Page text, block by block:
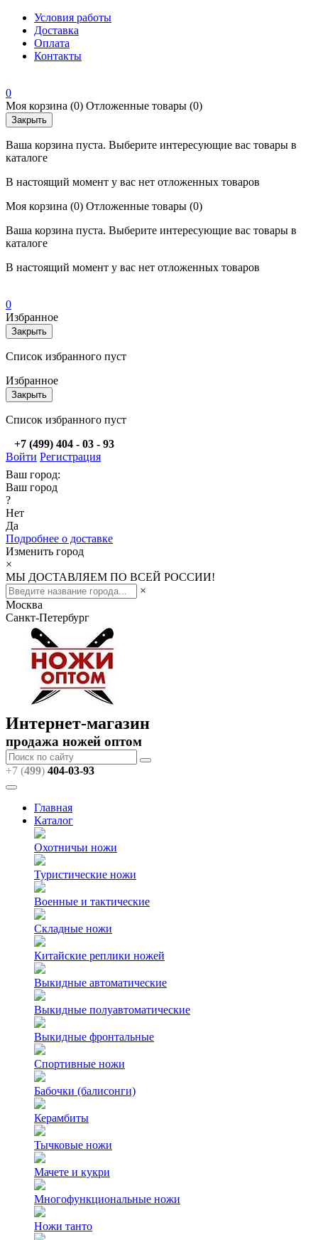
Условия работы
Доставка
Оплата
Контакты
0
Моя корзина (0) Отложенные товары (0)
Закрыть
Ваша корзина пуста. Выберите интересующие вас товары в
каталоге
В настоящий момент у вас нет отложенных товаров
Моя корзина (0) Отложенные товары (0)
Ваша корзина пуста. Выберите интересующие вас товары в
каталоге
В настоящий момент у вас нет отложенных товаров
0
Избранное
Закрыть
Список избранного пуст
Избранное
Закрыть
Список избранного пуст
+7 (499) 404 - 03 - 93
Войти Регистрация
Ваш город:
Ваш город
?
Нет
Да
Подробнее о доставке
Изменить город
×
МЫ ДОСТАВЛЯЕМ ПО ВСЕЙ РОССИИ!
×
Москва
Санкт-Петербург
Интернет-магазин
продажа ножей оптом
+7 (499) 404-03-93
Главная
Каталог
Охотничьи ножи
Туристические ножи
Военные и тактические
Складные ножи
Китайские реплики ножей
Выкидные автоматические
Выкидные полуавтоматические
Выкидные фронтальные
Спортивные ножи
Бабочки (балисонги)
Керамбиты
Тычковые ножи
Мачете и кукри
Многофункциональные ножи
Ножи танто